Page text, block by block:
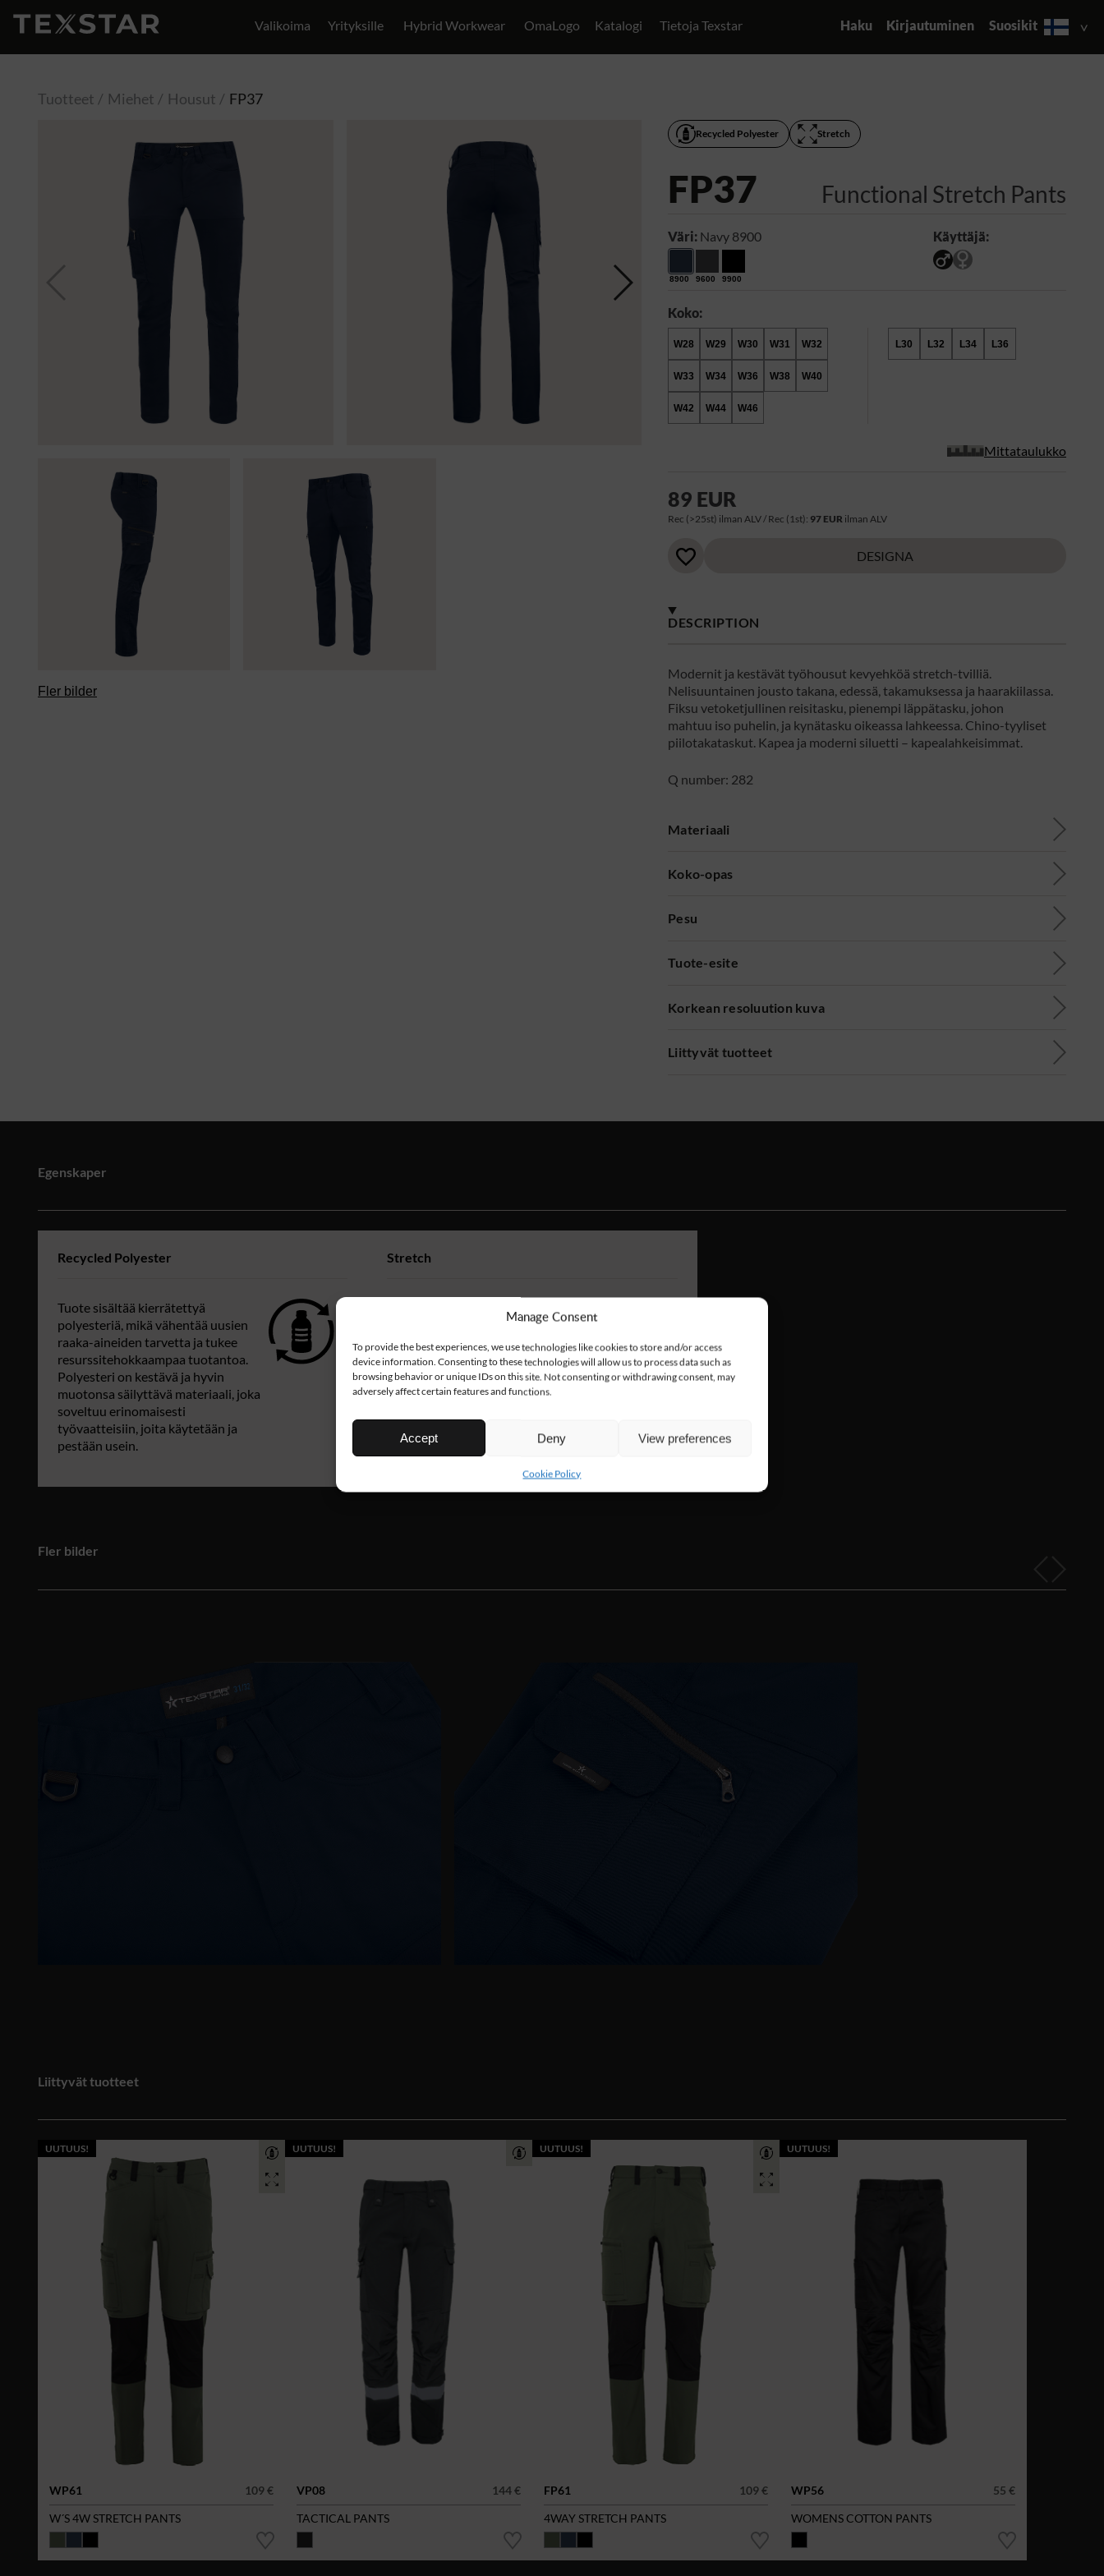
Manage Consent
To provide the best experiences, we use technologies like cookies to store and/or access
device information. Consenting to these technologies will allow us to process data such as
browsing behavior or unique IDs on this site. Not consenting or withdrawing consent, may
adversely affect certain features and functions.
Accept Deny View preferences
Cookie Policy
Valikoima Yrityksille Hybrid Workwear OmaLogo Katalogi Tietoja Texstar Haku Kirjautuminen Suosikit
Tuotteet Miehet Housut FP37
Fler bilder
Recycled Polyester Stretch
FP37 Functional Stretch Pants
Väri: Navy 8900
8900 9600 9900
Käyttäjä:
Koko:
W28 W29 W30 W31 W32
W33 W34 W36 W38 W40
W42 W44 W46
L30 L32 L34 L36
Mittataulukko
89 EUR
Rec (>25st) ilman ALV / Rec (1st): 97 EUR ilman ALV
DESIGNA
DESCRIPTION
Modernit ja kestävät työhousut kevyehköä stretch-tvilliä.
Nelisuuntainen jousto takana, edessä, takamuksessa ja haarakiilassa.
Fiksu vetoketjullinen reisitasku, pienempi läppätasku, johon
mahtuu iso puhelin, ja kynätasku oikeassa lahkeessa. Chino-tyyliset
piilotakataskut. Kapea ja moderni siluetti – kapealahkeisimmat.
Q number: 282
Materiaali
Koko-opas
Pesu
Tuote-esite
Korkean resoluution kuva
Liittyvät tuotteet
Egenskaper
Recycled Polyester
Tuote sisältää kierrätettyä
polyesteriä, mikä vähentää uusien
raaka-aineiden tarvetta ja tukee
resurssitehokkaampaa tuotantoa.
Polyesteri on kestävä ja hyvin
muotonsa säilyttävä materiaali, joka
soveltuu erinomaisesti
työvaatteisiin, joita käytetään ja
pestään usein.
Stretch
joka lisää liikkuvuutta ja
käyttömukavuutta siellä missä sitä
eniten tarvitaan. Stretch-paneelit on
sijoitettu valikoituihin kohtiin, kuten
polviin, takaosaan tai selkään, jotta
hyvän istuvuuden koko päivän ajan.
Fler bilder
Liittyvät tuotteet
UUTUUS!
WP61
109 €
W´S 4W STRETCH PANTS
UUTUUS!
VP08
144 €
TACTICAL PANTS
UUTUUS!
FP61
109 €
4WAY STRETCH PANTS
UUTUUS!
WP56
55 €
WOMENS COTTON PANTS